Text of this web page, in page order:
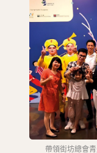
帶領街坊總會